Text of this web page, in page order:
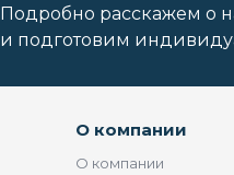
Подробно расскажем о
и подготовим
О компании
О компании